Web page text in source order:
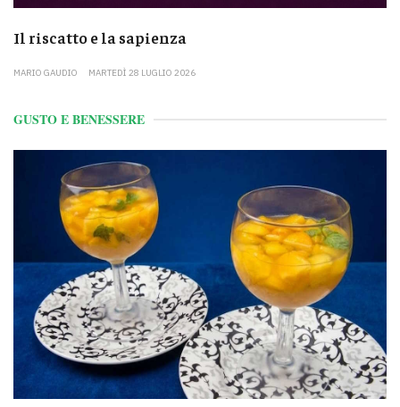
Il riscatto e la sapienza
MARIO GAUDIO MARTEDÌ 28 LUGLIO 2026
GUSTO E BENESSERE